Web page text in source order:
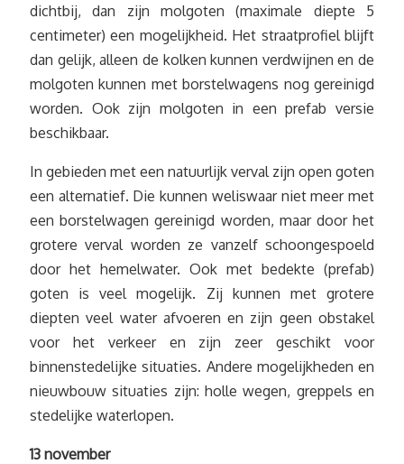
dichtbij, dan zijn molgoten (maximale diepte 5
centimeter) een mogelijkheid. Het straatprofiel blijft
dan gelijk, alleen de kolken kunnen verdwijnen en de
molgoten kunnen met borstelwagens nog gereinigd
worden. Ook zijn molgoten in een prefab versie
beschikbaar.
In gebieden met een natuurlijk verval zijn open goten
een alternatief. Die kunnen weliswaar niet meer met
een borstelwagen gereinigd worden, maar door het
grotere verval worden ze vanzelf schoongespoeld
door het hemelwater. Ook met bedekte (prefab)
goten is veel mogelijk. Zij kunnen met grotere
diepten veel water afvoeren en zijn geen obstakel
voor het verkeer en zijn zeer geschikt voor
binnenstedelijke situaties. Andere mogelijkheden en
nieuwbouw situaties zijn: holle wegen, greppels en
stedelijke waterlopen.
13 november